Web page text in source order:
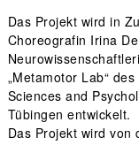
Das Projekt wird in
Choreografin Irina
„Metamotor Lab“
Sciences and
Tübingen entwickelt.
Das Projekt wird von